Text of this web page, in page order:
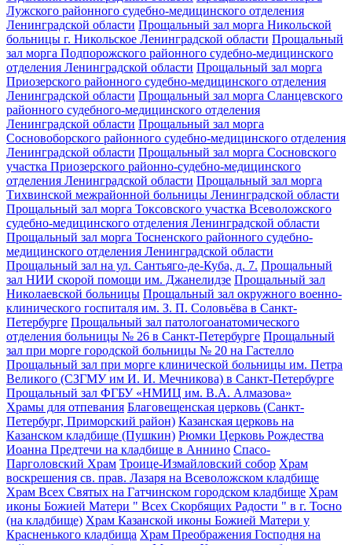
Лужского районного судебно-медицинского отделения
Ленинградской области Прощальный зал морга Никольской
больницы г. Никольское Ленинградской области Прощальный
зал морга Подпорожского районного судебно-медицинского
отделения Ленинградской области Прощальный зал морга
Приозерского районного судебно-медицинского отделения
Ленинградской области Прощальный зал морга Сланцевского
районного судебного-медицинского отделения
Ленинградской области Прощальный зал морга
Сосновоборского районного судебно-медицинского отделения
Ленинградской области Прощальный зал морга Сосновского
участка Приозерского районно-судебно-медицинского
отделения Ленинградской области Прощальный зал морга
Тихвинской межрайонной больницы Ленинградской области
Прощальный зал морга Токсовского участка Всеволожского
судебно-медицинского отделения Ленинградской области
Прощальный зал морга Тосненского районного судебно-
медицинского отделения Ленинградской области
Прощальный зал на ул. Сантьяго-де-Куба, д. 7. Прощальный
зал НИИ скорой помощи им. Джанелидзе Прощальный зал
Николаевской больницы Прощальный зал окружного военно-
клинического госпиталя им. З. П. Соловьёва в Санкт-
Петербурге Прощальный зал патологоанатомического
отделения больницы № 26 в Санкт-Петербурге Прощальный
зал при морге городской больницы № 20 на Гастелло
Прощальный зал при морге клинической больницы им. Петра
Великого (СЗГМУ им И. И. Мечникова) в Санкт-Петербурге
Прощальный зал ФГБУ «НМИЦ им. В.А. Алмазова»
Храмы для отпевания Благовещенская церковь (Санкт-
Петербург, Приморский район) Казанская церковь на
Казанском кладбище (Пушкин) Рюмки Церковь Рождества
Иоанна Предтечи на кладбище в Аннино Спасо-
Парголовский Храм Троице-Измайловский собор Храм
воскрешения св. прав. Лазаря на Всеволожском кладбище
Храм Всех Святых на Гатчинском городском кладбище Храм
иконы Божией Матери " Всех Скорбящих Радости " в г. Тосно
(на кладбище) Храм Казанской иконы Божией Матери у
Красненького кладбища Храм Преображения Господня на